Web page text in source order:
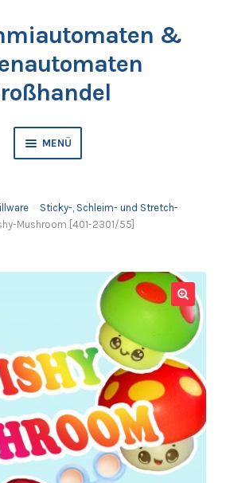
&
MENÜ
Sticky-, Schleim- und Stretch-
Mushroom [401-2301/55]
🔍